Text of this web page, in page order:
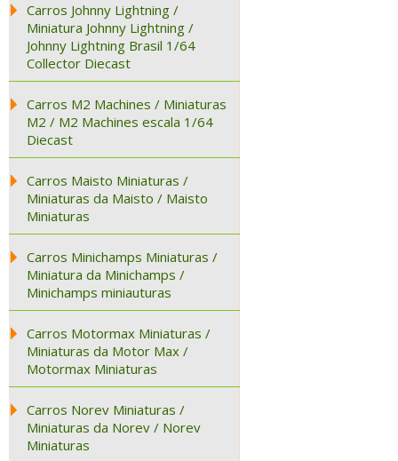
Carros Johnny Lightning /
Miniatura Johnny Lightning /
Johnny Lightning Brasil 1/64
Collector Diecast
Carros M2 Machines / Miniaturas
M2 / M2 Machines escala 1/64
Diecast
Carros Maisto Miniaturas /
Miniaturas da Maisto / Maisto
Miniaturas
Carros Minichamps Miniaturas /
Miniatura da Minichamps /
Minichamps miniauturas
Carros Motormax Miniaturas /
Miniaturas da Motor Max /
Motormax Miniaturas
Carros Norev Miniaturas /
Miniaturas da Norev / Norev
Miniaturas